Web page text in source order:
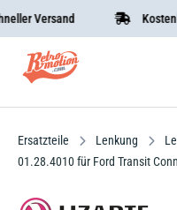
Versand
Ersatzteile Lenkung
01.28.4010 für Ford Transit